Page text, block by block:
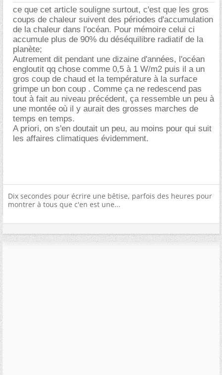
ce que cet article souligne surtout, c'est que les gros
coups de chaleur suivent des périodes d'accumulation
de la chaleur dans l'océan. Pour mémoire celui ci
accumule plus de 90% du déséquilibre radiatif de la
planète;
Autrement dit pendant une dizaine d'années, l'océan
engloutit qq chose comme 0,5 à 1 W/m2 puis il a un
gros coup de chaud et la température à la surface
grimpe un bon coup . Comme ça ne redescend pas
tout à fait au niveau précédent, ça ressemble un peu à
une montée où il y aurait des grosses marches de
temps en temps.
A priori, on s'en doutait un peu, au moins pour qui suit
les affaires climatiques évidemment.
Dix secondes pour écrire une bêtise, parfois des heures pour
montrer à tous que c'en est une...